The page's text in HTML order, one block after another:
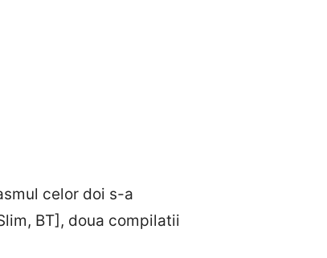
celor doi s-a
BT], doua compilatii